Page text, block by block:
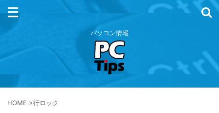
パソコン情報
HOME >行ロック